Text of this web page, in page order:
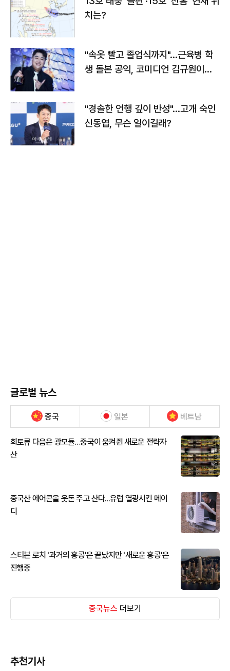
치는?
"속옷 빨고 졸업식까지"…근육병 학
생 돌본 공익, 코미디언 김규원이었
"경솔한 언행 깊이 반성"…고개 숙인
신동엽, 무슨 일이길래?
글로벌 뉴스
중국 일본 베트남
희토류 다음은 광모듈…중국이 움켜쥔 새로운 전략자
산
중국산 에어콘을 웃돈 주고 산다...유럽 열광시킨 메이
디
스티븐 로치 '과거의 홍콩'은 끝났지만 '새로운 홍콩'은
진행중
중국뉴스 더보기
추천기사